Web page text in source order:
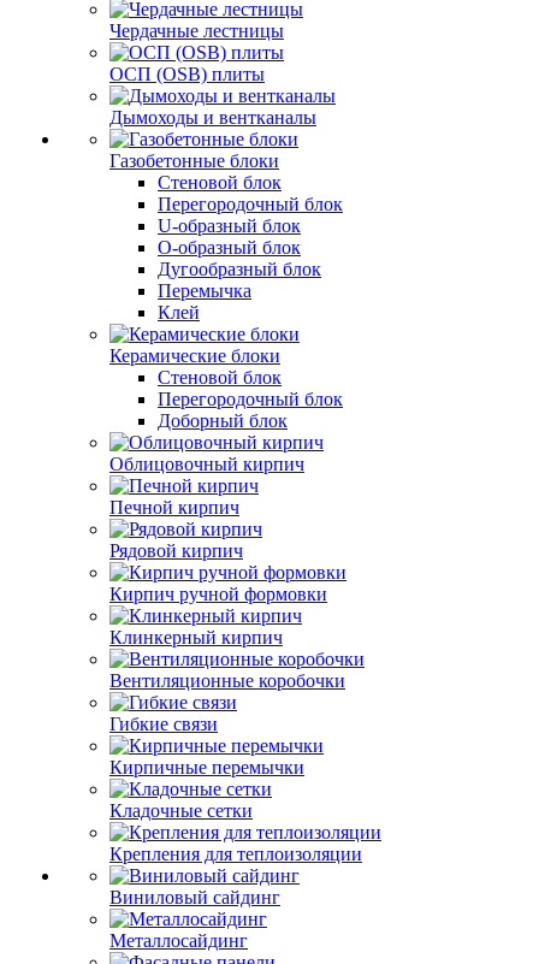
Чердачные лестницы
ОСП (OSB) плиты
Дымоходы и вентканалы
Газобетонные блоки
Стеновой блок
Перегородочный блок
U-образный блок
О-образный блок
Дугообразный блок
Перемычка
Клей
Керамические блоки
Стеновой блок
Перегородочный блок
Доборный блок
Облицовочный кирпич
Печной кирпич
Рядовой кирпич
Кирпич ручной формовки
Клинкерный кирпич
Вентиляционные коробочки
Гибкие связи
Кирпичные перемычки
Кладочные сетки
Крепления для теплоизоляции
Виниловый сайдинг
Металлосайдинг